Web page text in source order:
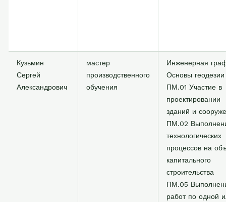
Кузьмин
Сергей
Александрович
мастер
производственного
обучения
Инженерная
Основы геодезии
ПМ.01 Участие в
проектировании
зданий и
ПМ.02
технологических
процессов на
капитального
строительства
ПМ.05
работ по одной